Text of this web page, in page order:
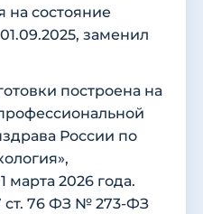
на состояние
заменил
построена на
России по
марта 2026 года.
ст. 76 ФЗ № 273-ФЗ